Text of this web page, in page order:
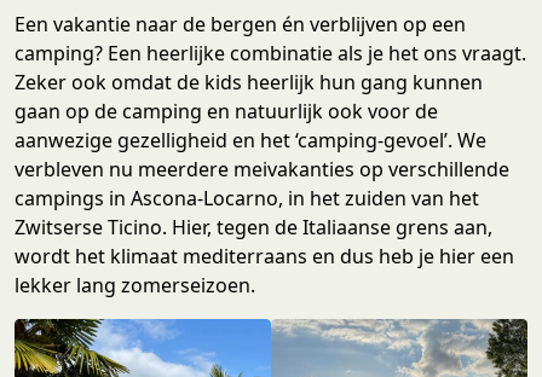
Een vakantie naar de bergen én verblijven op een
camping? Een heerlijke combinatie als je het ons vraagt.
Zeker ook omdat de kids heerlijk hun gang kunnen
gaan op de camping en natuurlijk ook voor de
aanwezige gezelligheid en het ‘camping-gevoel’. We
verbleven nu meerdere meivakanties op verschillende
campings in Ascona-Locarno, in het zuiden van het
Zwitserse Ticino. Hier, tegen de Italiaanse grens aan,
wordt het klimaat mediterraans en dus heb je hier een
lekker lang zomerseizoen.